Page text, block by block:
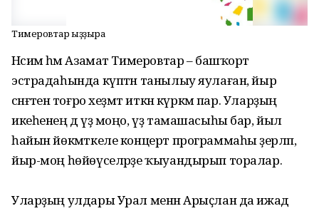
Тимеровтар һыҙҙыра
Нәсимә һәм Азамат Тимеровтар – башҡорт
эстрадаһында күптән танылыу яулаған, йыр
сәнғәтенә тоғро хеҙмәт иткән күркәм пар. Уларҙың
икеһенең дә үҙ моңо, үҙ тамашасыһы бар, йыл
һайын йөкмәткеле концерт программаһы әҙерләп,
йыр-моң һөйөүселәрҙе ҡыуандырып торалар.
Уларҙың улдары Урал менән Арыҫлан да ижад